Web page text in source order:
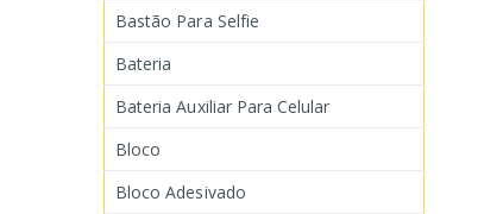
Bastão Para Selfie
Bateria
Bateria Auxiliar Para Celular
Bloco
Bloco Adesivado